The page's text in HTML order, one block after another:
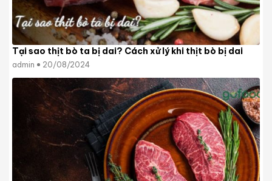
Tại sao thịt bò ta bị dai? Cách xử lý khi thịt bò bị dai
admin 20/08/2024